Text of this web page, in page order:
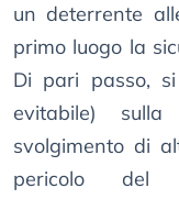
un deterrente
primo luogo la
Di pari passo,
evitabile) sulla
svolgimento di
pericolo del